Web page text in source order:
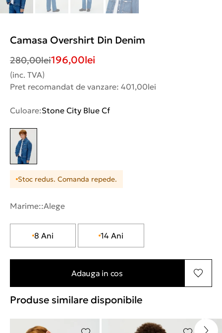
Camasa Overshirt Din Denim
280,00lei196,00lei
(inc. TVA)
Pret recomandat de vanzare: 401,00lei
Culoare:Stone City Blue Cf
Stoc redus. Comanda repede.
Marime::Alege
8 Ani 14 Ani
Adauga in cos
Produse similare disponibile